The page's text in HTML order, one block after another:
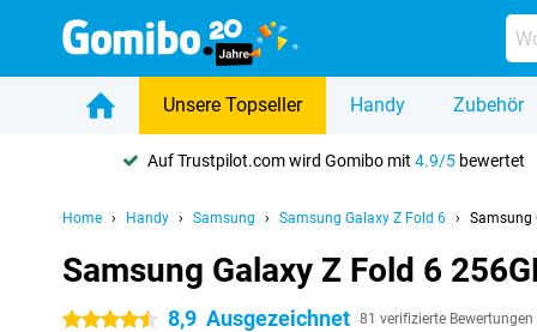
Unsere Topseller Handy Zubehör
Auf Trustpilot.com wird Gomibo mit4.9/5 bewertet
Home Handy Samsung Samsung Galaxy Z Fold 6 Samsung
Samsung Galaxy Z Fold 6
4.5 Sterne 8,9 Ausgezeichnet 81 verifizierte Bewertungen